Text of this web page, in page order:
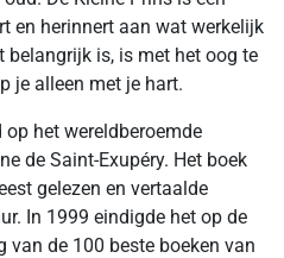
en herinnert aan wat werkelijk
is, is met het oog te
je alleen met je hart.
het wereldberoemde
de Saint-Exupéry. Het boek
gelezen en vertaalde
In 1999 eindigde het op de
van de 100 beste boeken van